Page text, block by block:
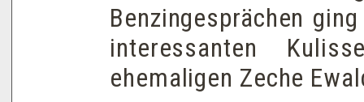
Benzingesprächen
interessanten
ehemaligen Zeche